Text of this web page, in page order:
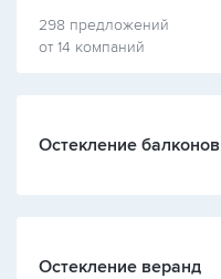
298 предложений
от 14 компаний
Остекление балконов
Остекление веранд